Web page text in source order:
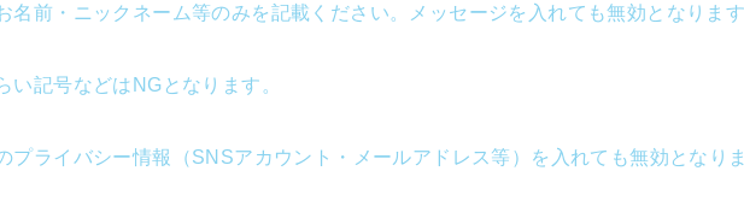
名前・ニックネーム等のみを記載ください。メッセージを入れても無効となりま
い記号などはNGとなります。
プライバシー情報（SNSアカウント・メールアドレス等）を入れても無効となりま